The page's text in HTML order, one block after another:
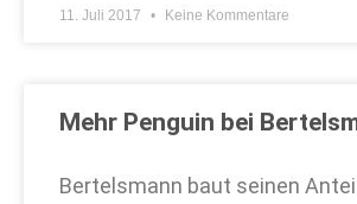
11. Juli 2017 Keine Kommentare
Mehr Penguin bei
Bertelsmann baut seinen